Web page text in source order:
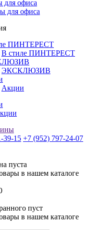
для офиса
для офиса
ПИНТЕРЕСТ
В стиле ПИНТЕРЕСТ
ЭКСКЛЮЗИВ
Акции
39-15 +7 (952) 797-24-07
пуста
в нашем каталоге
пуст
в нашем каталоге